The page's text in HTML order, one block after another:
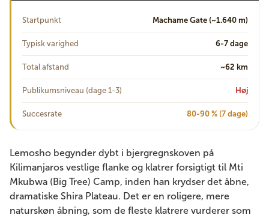
Startpunkt Machame Gate (~1.640 m)
Typisk varighed 6-7 dage
Total afstand ~62 km
Publikumsniveau (dage 1-3) Høj
Succesrate 80-90 % (7 dage)
Lemosho begynder dybt i bjergregnskoven på
Kilimanjaros vestlige flanke og klatrer forsigtigt til Mti
Mkubwa (Big Tree) Camp, inden han krydser det åbne,
dramatiske Shira Plateau. Det er en roligere, mere
naturskøn åbning, som de fleste klatrere vurderer som